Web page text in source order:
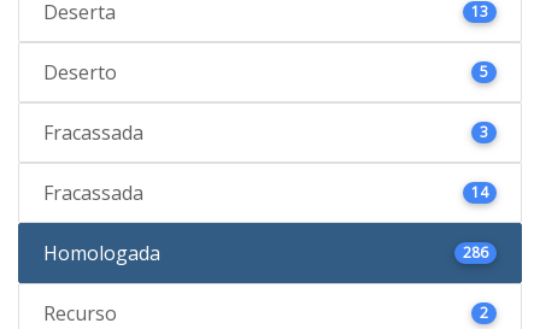
Deserta 13
Deserto 5
Fracassada 3
Fracassada 14
Homologada 286
Recurso 2